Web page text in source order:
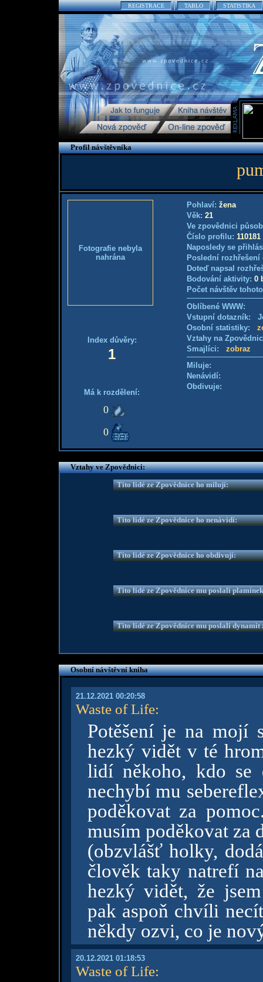
REGISTRACE TABLO STATISTIKA
Profil návštěvníka
Fotografie nebyla
nahrána
Index důvěry:
1
Má k rozdělení:
0
0
Pohlaví: žena
Věk: 21
Ve zpovědnici
Číslo profilu: 110181
Naposledy se
Poslední
Doteď napsal
Bodování aktivity: 0
Počet návštěv
Oblíbené WWW:
Vstupní dotazník:
Osobní statistiky:
Vztahy na
Smajlíci: zobraz
Miluje:
Nenávidí:
Obdivuje:
Vztahy ve Zpovědnici:
Tito lidé ze Zpovědnice ho milují:
Tito lidé ze Zpovědnice ho nenávidí:
Tito lidé ze Zpovědnice ho obdivují:
Tito lidé ze Zpovědnice mu poslali
Tito lidé ze Zpovědnice mu poslali dynamit
Osobní návštěvní kniha
21.12.2021 00:20:58
Waste of Life:
Potěšení je na mojí
hezký vidět v té
lidí někoho, kdo se
nechybí mu
poděkovat za
musím poděkovat za
(obzvlášť holky,
člověk taky natrefí
hezký vidět, že
pak aspoň chvíli
někdy ozvi, co je
20.12.2021 01:18:53
Waste of Life: